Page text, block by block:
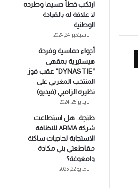
ارتكب خطأ جسيما وطرده
لا علاقة له بالقيادة
الوطنية
سبتمبر 24, 2024
أجواء حماسية وفرحة
هيستيرية بمقهى
“DYNASTIE” عقب فوز
المنتخب المغربي على
نظيره الزامبي (فيديو)
يناير 25, 2024
طنجة.. هل استطاعت
شركة ARMA للنظافة
الاستجابة لحاجيات ساكنة
مقاطعتي بني مكادة
وامغوغة؟
مايو 22, 2025